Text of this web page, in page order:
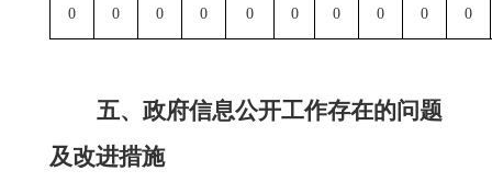
0 0 0 0 0 0 0 0 0 0
五、政府信息公开工作存在的问题
及改进措施